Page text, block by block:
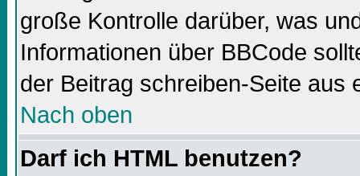
große Kontrolle darüber, was
Informationen über BBCode
der Beitrag schreiben-Seite aus
Nach oben
Darf ich HTML benutzen?